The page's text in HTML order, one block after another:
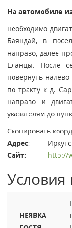
На автомобиле
необходимо
Баяндай, в
направо, далее
Еланцы. После
повернуть
по тракту к д.
направо и
указателям до
Скопировать
Адрес:
Сайт:
http://
НЕЯВКА